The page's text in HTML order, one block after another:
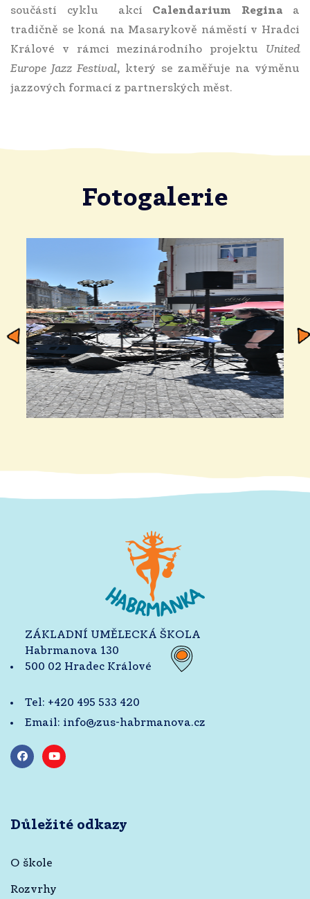
součástí cyklu akcí Calendarium Regina a
tradičně se koná na Masarykově náměstí v Hradci
Králové v rámci mezinárodního projektu United
Europe Jazz Festival, který se zaměřuje na výměnu
jazzových formací z partnerských měst.
Fotogalerie
ZÁKLADNÍ UMĚLECKÁ ŠKOLA
Habrmanova 130
500 02 Hradec Králové
Tel: +420 495 533 420
Email: info@zus-habrmanova.cz
Důležité odkazy
O škole
Rozvrhy